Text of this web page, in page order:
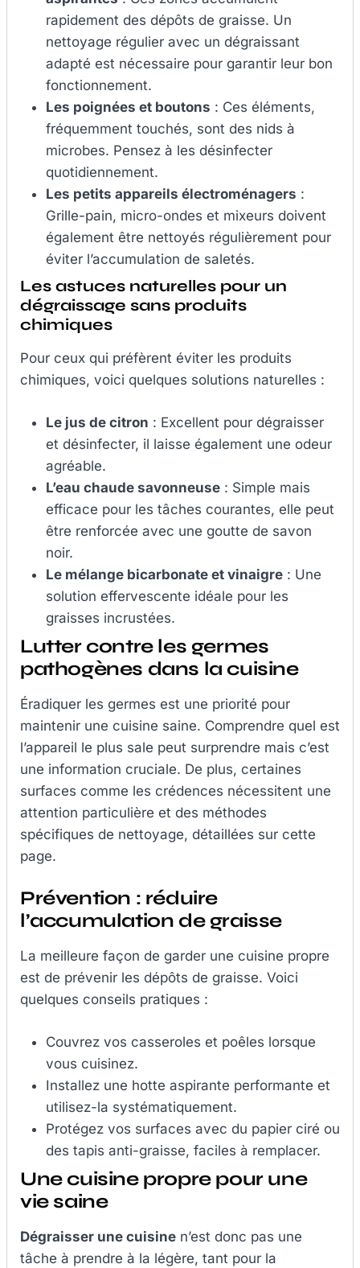
rapidement des dépôts de graisse. Un
nettoyage régulier avec un dégraissant
adapté est nécessaire pour garantir leur bon
fonctionnement.
Les poignées et boutons : Ces éléments,
fréquemment touchés, sont des nids à
microbes. Pensez à les désinfecter
quotidiennement.
Les petits appareils électroménagers :
Grille-pain, micro-ondes et mixeurs doivent
également être nettoyés régulièrement pour
éviter l’accumulation de saletés.
Les astuces naturelles pour un
dégraissage sans produits
chimiques
Pour ceux qui préfèrent éviter les produits
chimiques, voici quelques solutions naturelles :
Le jus de citron : Excellent pour dégraisser
et désinfecter, il laisse également une odeur
agréable.
L’eau chaude savonneuse : Simple mais
efficace pour les tâches courantes, elle peut
être renforcée avec une goutte de savon
noir.
Le mélange bicarbonate et vinaigre : Une
solution effervescente idéale pour les
graisses incrustées.
Lutter contre les germes
pathogènes dans la cuisine
Éradiquer les germes est une priorité pour
maintenir une cuisine saine. Comprendre quel est
l’appareil le plus sale peut surprendre mais c’est
une information cruciale. De plus, certaines
surfaces comme les crédences nécessitent une
attention particulière et des méthodes
spécifiques de nettoyage, détaillées sur cette
page.
Prévention : réduire
l’accumulation de graisse
La meilleure façon de garder une cuisine propre
est de prévenir les dépôts de graisse. Voici
quelques conseils pratiques :
Couvrez vos casseroles et poêles lorsque
vous cuisinez.
Installez une hotte aspirante performante et
utilisez-la systématiquement.
Protégez vos surfaces avec du papier ciré ou
des tapis anti-graisse, faciles à remplacer.
Une cuisine propre pour une
vie saine
Dégraisser une cuisine n’est donc pas une
tâche à prendre à la légère, tant pour la